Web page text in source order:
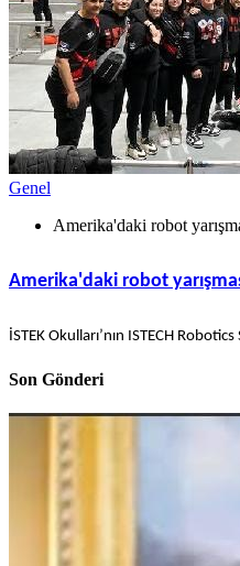
Genel
Amerika'daki robot
Amerika'daki robot
İSTEK Okulları’nın ISTECH
Son Gönderi